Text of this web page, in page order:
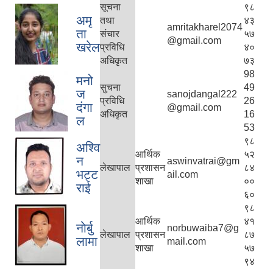
अमृ
ता
खरेल
सूचना
तथा
संचार
प्रविधि
अधिकृत
amritakharel2074
@gmail.com
९८
४३
५७
४०
७३
मनो
ज
दंगा
ल
सुचना
प्रविधि
अधिकृत
sanojdangal222
@gmail.com
98
49
26
16
53
अश्वि
न
भट्ट
राई
लेखापाल
आर्थिक
प्रशासन
शाखा
aswinvatrai@gm
ail.com
९८
५२
८४
००
६०
नाेर्बु
लामा लेखापाल
आर्थिक
प्रशासन
शाखा
norbuwaiba7@g
mail.com
९८
४१
८७
५७
९४